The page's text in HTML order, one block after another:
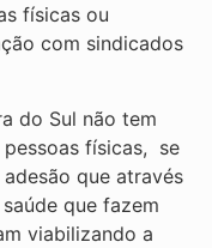
físicas ou
com sindicados
do Sul não tem
físicas, se
que através
que fazem
viabilizando a